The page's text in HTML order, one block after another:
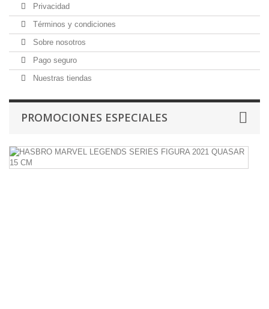
Privacidad
Términos y condiciones
Sobre nosotros
Pago seguro
Nuestras tiendas
PROMOCIONES ESPECIALES